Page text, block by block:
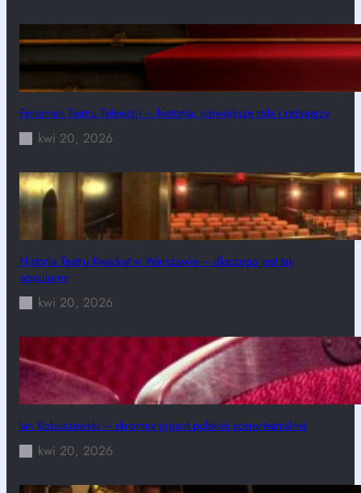
Fenomen Teatru Telewizji – historia, największe role i reżyserzy
kwi 20, 2026
Historia Teatru Kwadrat w Warszawie – dlaczego jest tak
popularny
kwi 20, 2026
Jan Kobuszewski – skromny gigant polskiej sceny teatralnej
kwi 20, 2026